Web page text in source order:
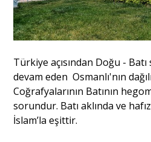
Türkiye açısından Doğu -
devam eden Osmanlı'nın
Coğrafyalarının Batının
sorundur. Batı aklında ve
İslam’la eşittir.